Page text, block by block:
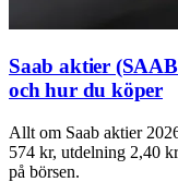
Saab aktier
och hur du köper
Allt om Saab aktier
574 kr, utdelning 2,40
på börsen.